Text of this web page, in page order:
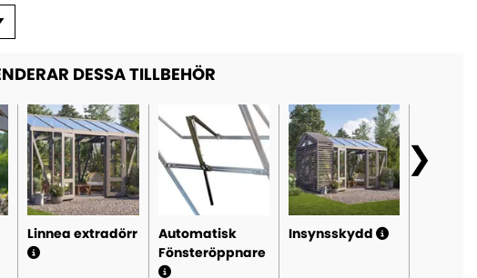
DESSA TILLBEHÖR
Linnea extradörr
Automatisk
Fönsteröppnare
Insynsskydd